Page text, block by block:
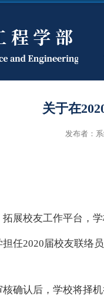
关于在
发布者：
拓展校友工作平台 ，
任2020届校友联络
确认后，学校将择